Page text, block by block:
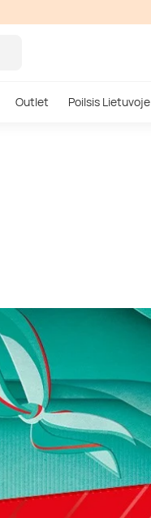
Outlet Poilsis Lietuvoje